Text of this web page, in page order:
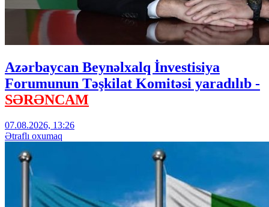
Azərbaycan Beynəlxalq İnvestisiya
Forumunun Təşkilat Komitəsi yaradılıb -
SƏRƏNCAM
07.08.2026, 13:26
Ətraflı oxumaq